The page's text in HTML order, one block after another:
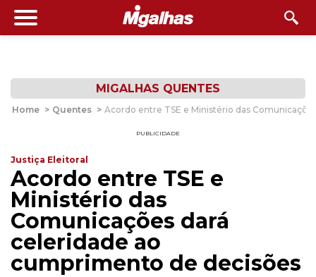
MIGALHAS QUENTES
Home > Quentes > Acordo entre TSE e Ministério das
PUBLICIDADE
Justiça Eleitoral
Acordo entre TSE e
Ministério das
Comunicações dará
celeridade ao
cumprimento de decisões